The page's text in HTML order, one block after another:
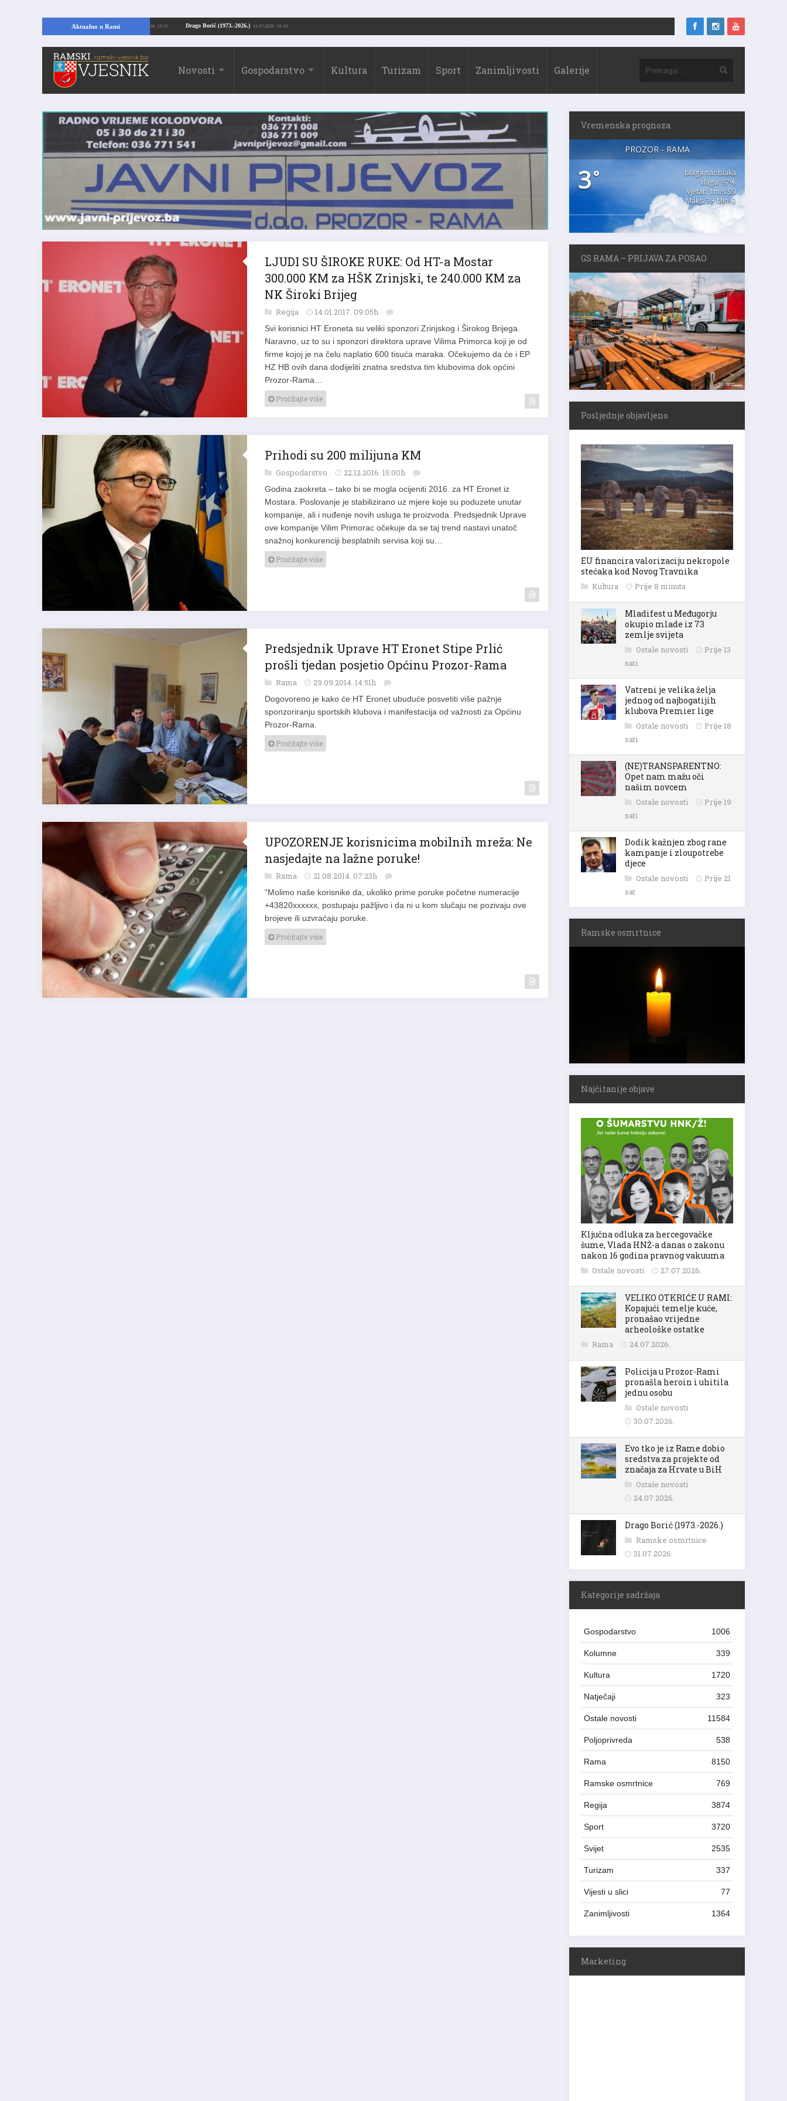
Aktualno u Rami Drago Borić (1973.-2026.)
Kopajući temelje kuće, pronašao vrijedne arheološke ostatke 24.07.2026. 13:51
Novosti Gospodarstvo Kultura Turizam Sport Zanimljivosti Galerije
LJUDI SU ŠIROKE RUKE: Od HT-a Mostar
300.000 KM za HŠK Zrinjski, te 240.000 KM za
NK Široki Brijeg
Regija 14.01.2017. 09:05h
Svi korisnici HT Eroneta su veliki sponzori Zrinjskog i Širokog Brijega.
Naravno, uz to su i sponzori direktora uprave Vilima Primorca koji je od
firme kojoj je na čelu naplatio 600 tisuća maraka. Očekujemo da će i EP
HZ HB ovih dana dodijeliti znatna sredstva tim klubovima dok općini
Prozor-Rama…
Pročitajte više
Prihodi su 200 milijuna KM
Gospodarstvo 22.12.2016. 15:00h
Godina zaokreta – tako bi se mogla ocijeniti 2016. za HT Eronet iz
Mostara. Poslovanje je stabilizirano uz mjere koje su poduzete unutar
kompanije, ali i nuđenje novih usluga te proizvoda. Predsjednik Uprave
ove kompanije Vilim Primorac očekuje da se taj trend nastavi unatoč
snažnoj konkurenciji besplatnih servisa koji su…
Pročitajte više
Predsjednik Uprave HT Eronet Stipe Prlić
prošli tjedan posjetio Općinu Prozor-Rama
Rama 29.09.2014. 14:51h
Dogovoreno je kako će HT Eronet ubuduće posvetiti više pažnje
sponzoriranju sportskih klubova i manifestacija od važnosti za Općinu
Prozor-Rama.
Pročitajte više
UPOZORENJE korisnicima mobilnih mreža: Ne
nasjedajte na lažne poruke!
Rama 21.08.2014. 07:23h
“Molimo naše korisnike da, ukoliko prime poruke početne numeracije
+43820xxxxxx, postupaju pažljivo i da ni u kom slučaju ne pozivaju ove
brojeve ili uzvraćaju poruke.
Pročitajte više
Vremenska prognoza
PROZOR - RAMA
3°
blaga naoblaka
vlaga: 97%
vjetar: 1m/s SSI
Maks. 3 • Min. 3
GS RAMA – PRIJAVA ZA POSAO
Posljednje objavljeno
EU financira valorizaciju nekropole
stećaka kod Novog Travnika
Kultura Prije 8 minuta
Mladifest u Međugorju
okupio mlade iz 73
zemlje svijeta
Ostale novosti
Prije 13
sati
Vatreni je velika želja
jednog od najbogatijih
klubova Premier lige
Ostale novosti
Prije 18
sati
(NE)TRANSPARENTNO:
Opet nam mažu oči
našim novcem
Ostale novosti
Prije 19
sati
Dodik kažnjen zbog rane
kampanje i zloupotrebe
djece
Ostale novosti
Prije 21
sat
Ramske osmrtnice
Najčitanije objave
Ključna odluka za hercegovačke
šume, Vlada HNŽ-a danas o zakonu
nakon 16 godina pravnog vakuuma
Ostale novosti 27.07.2026.
VELIKO OTKRIĆE U RAMI:
Kopajući temelje kuće,
pronašao vrijedne
arheološke ostatke
Rama 24.07.2026.
Policija u Prozor-Rami
pronašla heroin i uhitila
jednu osobu
Ostale novosti
30.07.2026.
Evo tko je iz Rame dobio
sredstva za projekte od
značaja za Hrvate u BiH
Ostale novosti
24.07.2026.
Drago Borić (1973.-2026.)
Ramske osmrtnice
31.07.2026.
Kategorije sadržaja
Gospodarstvo 1006
Kolumne 339
Kultura 1720
Natječaji 323
Ostale novosti 11584
Poljoprivreda 538
Rama 8150
Ramske osmrtnice 769
Regija 3874
Sport 3720
Svijet 2535
Turizam 337
Vijesti u slici 77
Zanimljivosti 1364
Marketing